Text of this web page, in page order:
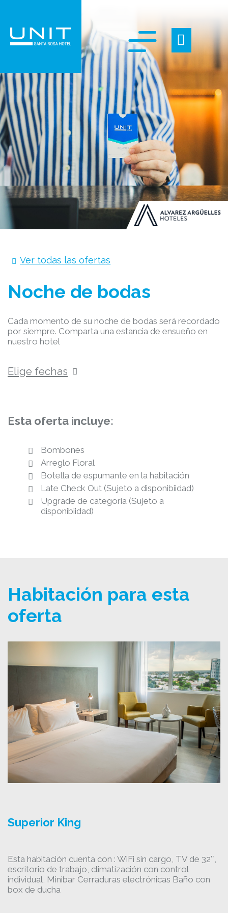
Ver todas las ofertas
Noche de bodas
Cada momento de su noche de bodas será recordado
por siempre. Comparta una estancia de ensueño en
nuestro hotel
Elige fechas
Esta oferta incluye:
Bombones
Arreglo Floral
Botella de espumante en la habitación
Late Check Out (Sujeto a disponibiidad)
Upgrade de categoria (Sujeto a
disponibiidad)
Habitación para esta
oferta
Superior King
Esta habitación cuenta con : WiFi sin cargo, TV de 32″,
escritorio de trabajo, climatización con control
individual, Minibar Cerraduras electrónicas Baño con
box de ducha